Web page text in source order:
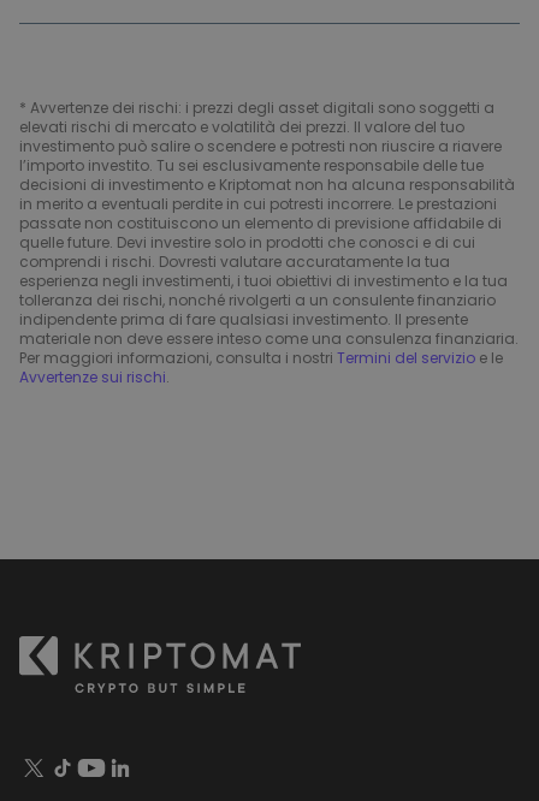
* Avvertenze dei rischi: i prezzi degli asset digitali sono soggetti a
elevati rischi di mercato e volatilità dei prezzi. Il valore del tuo
investimento può salire o scendere e potresti non riuscire a riavere
l’importo investito. Tu sei esclusivamente responsabile delle tue
decisioni di investimento e Kriptomat non ha alcuna responsabilità
in merito a eventuali perdite in cui potresti incorrere. Le prestazioni
passate non costituiscono un elemento di previsione affidabile di
quelle future. Devi investire solo in prodotti che conosci e di cui
comprendi i rischi. Dovresti valutare accuratamente la tua
esperienza negli investimenti, i tuoi obiettivi di investimento e la tua
tolleranza dei rischi, nonché rivolgerti a un consulente finanziario
indipendente prima di fare qualsiasi investimento. Il presente
materiale non deve essere inteso come una consulenza finanziaria.
Per maggiori informazioni, consulta i nostri Termini del servizio e le
Avvertenze sui rischi.